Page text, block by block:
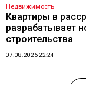
Недвижимость
Квартиры в
разрабатывает
строительства
07.08.2026 22:24